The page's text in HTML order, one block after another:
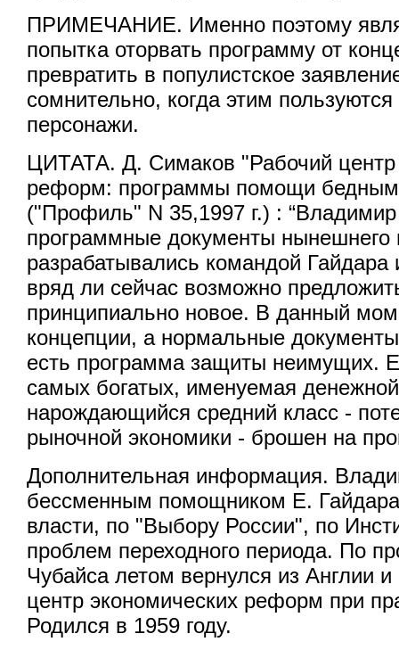
ПРИМЕЧАНИЕ. Именно поэтому
попытка оторвать программу от
превратить в популистское
сомнительно, когда этим
персонажи.
ЦИТАТА. Д. Симаков "Рабочий центр
реформ: программы помощи
("Профиль" N 35,1997 г.) :
программные документы нынешнего
разрабатывались командой
вряд ли сейчас возможно
принципиально новое. В данный
концепции, а нормальные
есть программа защиты неимущих.
самых богатых, именуемая
нарождающийся средний класс -
рыночной экономики - брошен на
Дополнительная информация.
бессменным помощником Е. Гайдара
власти, по "Выбору России", по
проблем переходного периода. По
Чубайса летом вернулся из Англии
центр экономических реформ при
Родился в 1959 году.